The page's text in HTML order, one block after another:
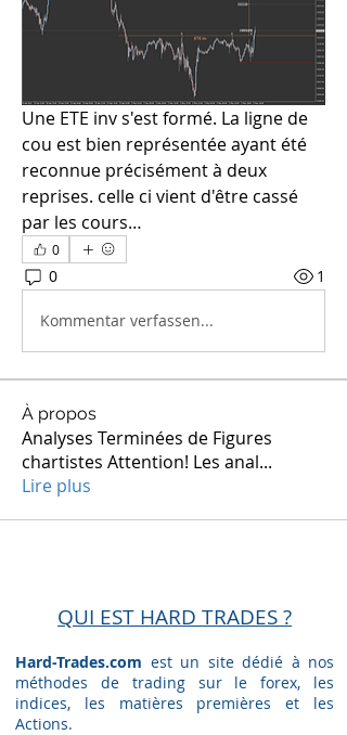
Une ETE inv s'est formé. La ligne de
cou est bien représentée ayant été
reconnue précisément à deux
reprises. celle ci vient d'être cassé
par les cours…
0
0 1
Kommentar verfassen...
À propos
Analyses Terminées de Figures
chartistes Attention! Les anal...
Lire plus
QUI EST HARD TRADES ?
Hard-Trades.com est un site dédié à nos
méthodes de trading sur le forex, les
indices, les matières premières et les
Actions.